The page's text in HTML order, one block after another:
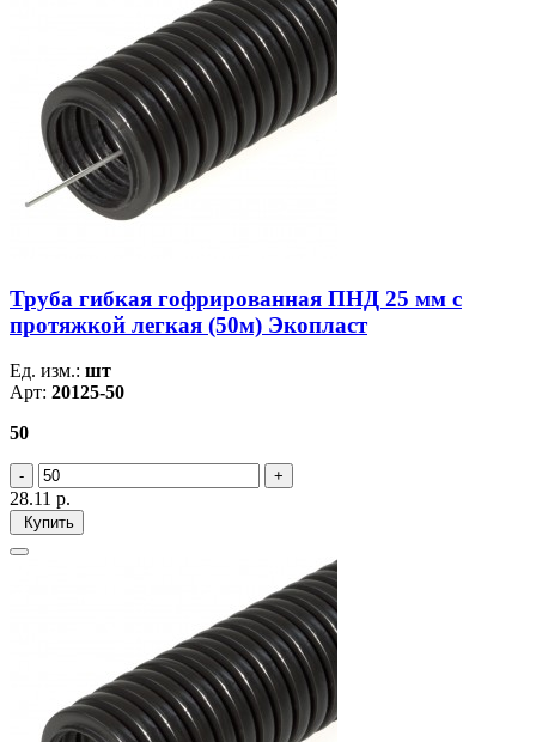
Труба гибкая гофрированная ПНД 25 мм с
протяжкой легкая (50м) Экопласт
Ед. изм.: шт
Арт: 20125-50
50
28.11 р.
Купить